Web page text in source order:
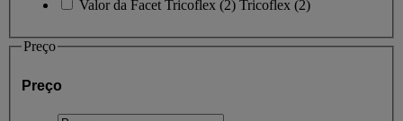
Valor da Facet Tricoflex (2) Tricoflex (2)
Preço
Preço